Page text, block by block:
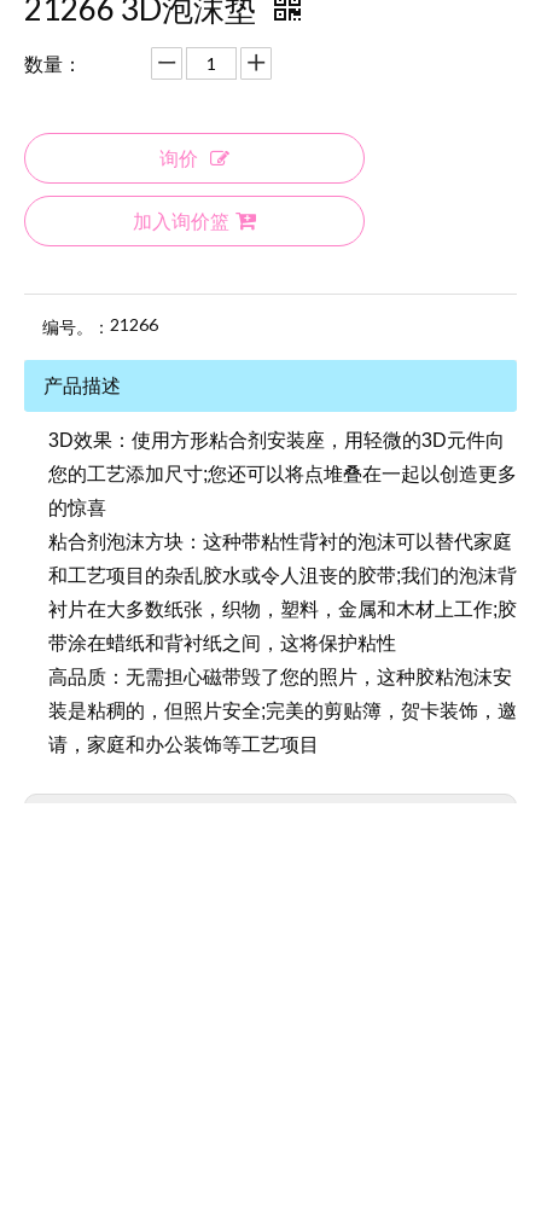
21266 3D泡沫垫
数量：
询价
加入询价篮
编号。： 21266
产品描述
3D效果：使用方形粘合剂安装座，用轻微的3D元件向
您的工艺添加尺寸;您还可以将点堆叠在一起以创造更多
的惊喜
粘合剂泡沫方块：这种带粘性背衬的泡沫可以替代家庭
和工艺项目的杂乱胶水或令人沮丧的胶带;我们的泡沫背
衬片在大多数纸张，织物，塑料，金属和木材上工作;胶
带涂在蜡纸和背衬纸之间，这将保护粘性
高品质：无需担心磁带毁了您的照片，这种胶粘泡沫安
装是粘稠的，但照片安全;完美的剪贴簿，贺卡装饰，邀
请，家庭和办公装饰等工艺项目